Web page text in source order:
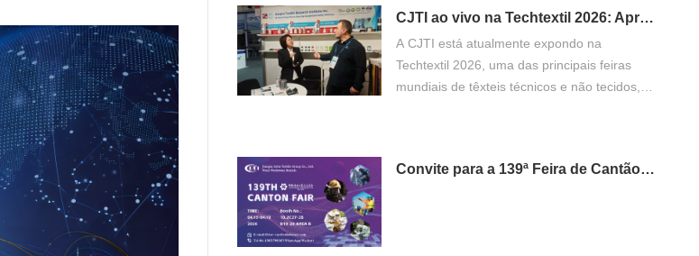
CJTI ao vivo na Techtextil 2026: Apresentando inovações em têxteis funcionais.
A CJTI está atualmente expondo na
Techtextil 2026, uma das principais feiras
mundiais de têxteis técnicos e não tecidos,
Convite para a 139ª Feira de Cantão: Descubra as soluções profissionais em vestuário de proteção da CJTI.